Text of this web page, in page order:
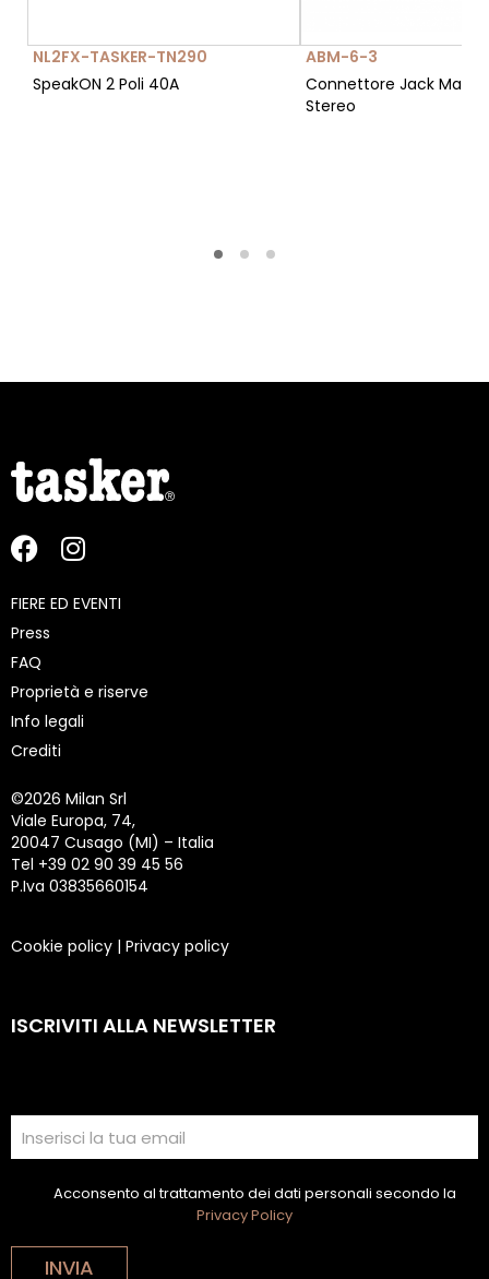
NL2FX-TASKER-TN290
SpeakON 2 Poli 40A
ABM-6-3
Connettore Jack
Stereo
FIERE ED EVENTI
Press
FAQ
Proprietà e riserve
Info legali
Crediti
©2026 Milan Srl
Viale Europa, 74,
20047 Cusago (MI) – Italia
Tel +39 02 90 39 45 56
P.Iva 03835660154
Cookie policy | Privacy policy
ISCRIVITI ALLA NEWSLETTER
Acconsento al trattamento dei dati personali secondo la
Privacy Policy
INVIA